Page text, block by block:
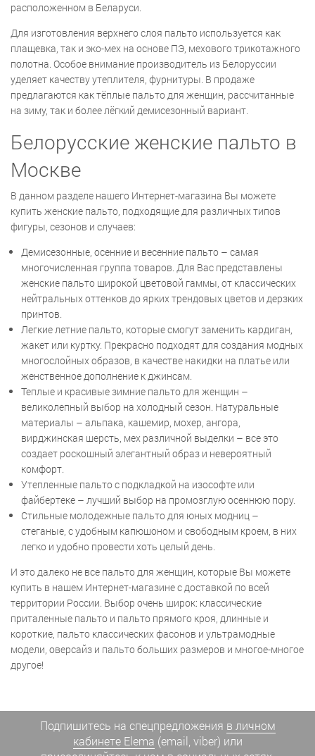
расположенном в Беларуси.
Для изготовления верхнего слоя пальто используется как
плащевка, так и эко-мех на основе ПЭ, мехового трикотажного
полотна. Особое внимание производитель из Белоруссии
уделяет качеству утеплителя, фурнитуры. В продаже
предлагаются как тёплые пальто для женщин, рассчитанные
на зиму, так и более лёгкий демисезонный вариант.
Белорусские женские пальто в
Москве
В данном разделе нашего Интернет-магазина Вы можете
купить женские пальто, подходящие для различных типов
фигуры, сезонов и случаев:
Демисезонные, осенние и весенние пальто – самая
многочисленная группа товаров. Для Вас представлены
женские пальто широкой цветовой гаммы, от классических
нейтральных оттенков до ярких трендовых цветов и дерзких
принтов.
Легкие летние пальто, которые смогут заменить кардиган,
жакет или куртку. Прекрасно подходят для создания модных
многослойных образов, в качестве накидки на платье или
женственное дополнение к джинсам.
Теплые и красивые зимние пальто для женщин –
великолепный выбор на холодный сезон. Натуральные
материалы – альпака, кашемир, мохер, ангора,
вирджинская шерсть, мех различной выделки – все это
создает роскошный элегантный образ и невероятный
комфорт.
Утепленные пальто с подкладкой на изософте или
файбертеке – лучший выбор на промозглую осеннюю пору.
Стильные молодежные пальто для юных модниц –
стеганые, с удобным капюшоном и свободным кроем, в них
легко и удобно провести хоть целый день.
И это далеко не все пальто для женщин, которые Вы можете
купить в нашем Интернет-магазине с доставкой по всей
территории России. Выбор очень широк: классические
приталенные пальто и пальто прямого кроя, длинные и
короткие, пальто классических фасонов и ультрамодные
модели, оверсайз и пальто больших размеров и многое-многое
другое!
Подпишитесь на спецпредложения в личном
кабинете Elema (email, viber) или